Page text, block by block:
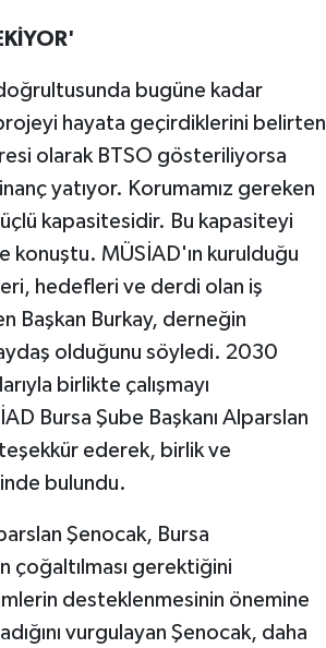
bugüne kadar
hayata geçirdiklerini belirten
olarak BTSO gösteriliyorsa
yatıyor. Korumamız gereken
kapasitesidir. Bu kapasiteyi
konuştu. MÜSİAD'ın kurulduğu
hedefleri ve derdi olan iş
Başkan Burkay, derneğin
olduğunu söyledi. 2030
birlikte çalışmayı
Bursa Şube Başkanı Alparslan
ederek, birlik ve
bulundu.
Şenocak, Bursa
çoğaltılması gerektiğini
desteklenmesinin önemine
vurgulayan Şenocak, daha